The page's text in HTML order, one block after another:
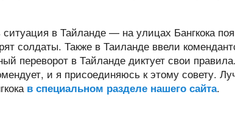
в Тайланде — на улицах Бангкока
солдаты. Также в Таиланде ввели
переворот в Тайланде диктует свои
и я присоединяюсь к этому совету.
в специальном разделе нашего сайта.